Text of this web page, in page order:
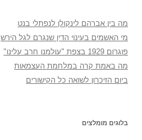
מה בין אברהם לינקולן לנפתלי בנט
מי האשמים בעינוי הדין שנגרם לגל הירש
פוגרום 1929 בצפת "עולמנו חרב עלינו"
מה באמת קרה במלחמת העצמאות
ביום הזיכרון לשואה כל הקישורים
בלוגים מומלצים